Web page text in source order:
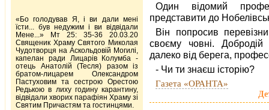
Один відомий
представити до
Він попросив
своєму човні.
далеко від берега,
- Чи ти знаєш історію?
Газета «ОРАНТА»
«Бо голодував Я, і ви дали мені
їсти... був недужим і ви відвідали
Мене...» Мт 25: 35-36 20.03.20
Священик Храму Святого Миколая
Чудотворця на Аскольдовій Могилі,
капелан ради Лицарів Колумба -
отець Анатолій (Тесля) разом із
братом-лицарем Олександром
Пастуховим та сестрою Орестою
Редькою в лиху годину карантину,
відвідали хворих парафіян Храму зі
Святим Причастям та гостинцями.